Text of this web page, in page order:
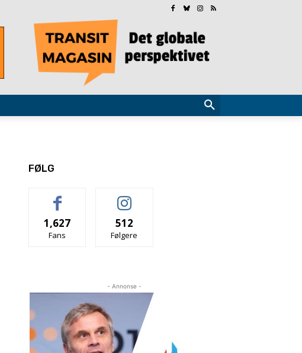
FØLG
1,627
Fans
512
Følgere
- Annonse -